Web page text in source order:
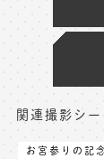
関連撮影シ
お宮参りの記